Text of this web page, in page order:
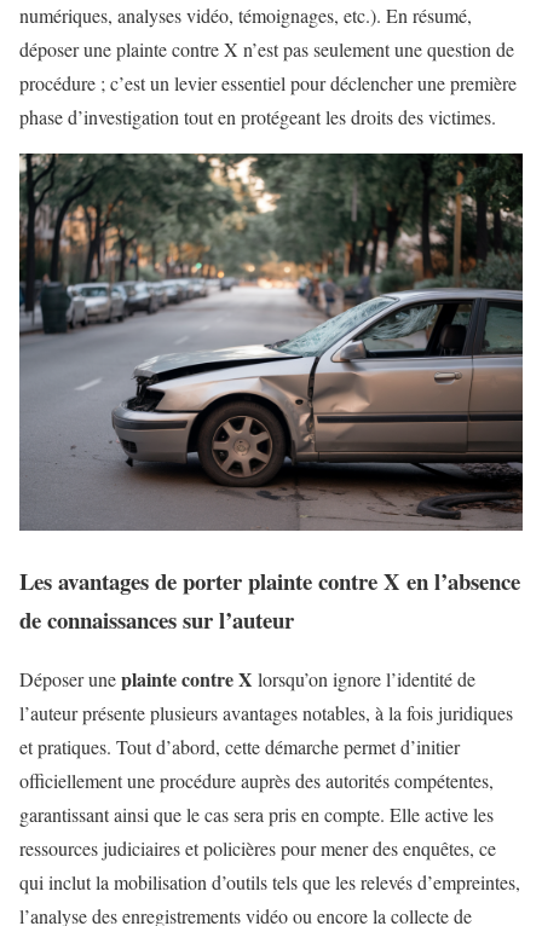
numériques, analyses vidéo, témoignages, etc.). En résumé,
déposer une plainte contre X n’est pas seulement une question de
procédure ; c’est un levier essentiel pour déclencher une première
phase d’investigation tout en protégeant les droits des victimes.
Les avantages de porter plainte contre X en l’absence
de connaissances sur l’auteur
Déposer uneplainte contre X lorsqu’on ignore l’identité de
l’auteur présente plusieurs avantages notables, à la fois juridiques
et pratiques. Tout d’abord, cette démarche permet d’initier
officiellement une procédure auprès des autorités compétentes,
garantissant ainsi que le cas sera pris en compte. Elle active les
ressources judiciaires et policières pour mener des enquêtes, ce
qui inclut la mobilisation d’outils tels que les relevés d’empreintes,
l’analyse des enregistrements vidéo ou encore la collecte de